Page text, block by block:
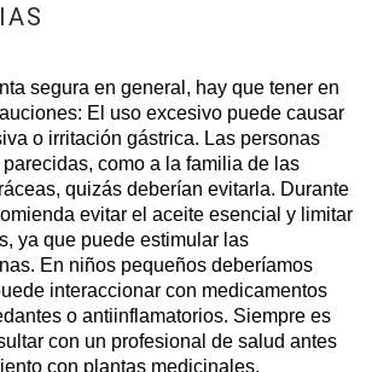
segura en general, hay que tener en
El uso excesivo puede causar
o irritación gástrica. Las personas
como a la familia de las
quizás deberían evitarla. Durante
evitar el aceite esencial y limitar
ya que puede estimular las
En niños pequeños deberíamos
interaccionar con medicamentos
o antiinflamatorios. Siempre es
con un profesional de salud antes
con plantas medicinales,